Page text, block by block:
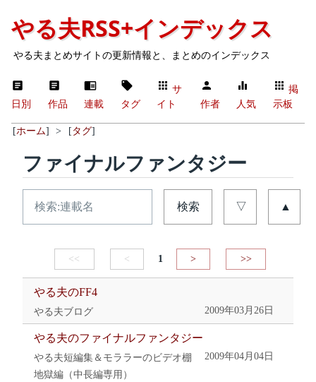
やる夫RSS+インデックス
やる夫まとめサイトの更新情報と、まとめのインデックス
日別 作品 連載 タグ
サ
イト
作者 人気
掲
示板
[ホーム] > [ タグ]
ファイナルファンタジー
検索 ▽ ▲
<< < 1 > >>
やる夫のFF4
やる夫ブログ 2009年03月26日
やる夫のファイナルファンタジー
やる夫短編集＆モララーのビデオ棚
地獄編（中長編専用）
2009年04月04日